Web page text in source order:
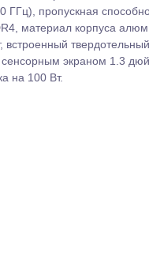
ГГц), пропускная
материал корпуса
встроенный
экраном 1.3
на 100 Вт.